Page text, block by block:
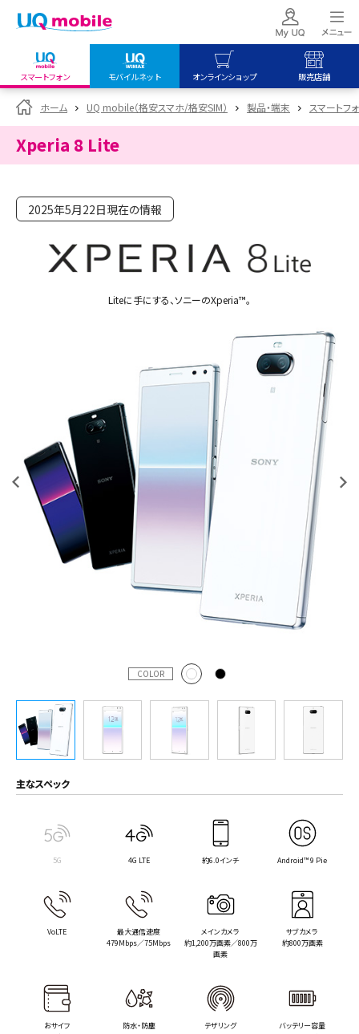
スマートフォン モバイルネット オンラインショップ 販売店舗
my UQ WiMAX
UQ WiMAX ご契約の方
UQ mobile
UQ mobile
オンラインショップ
UQ mobile
販売店舗
ホーム UQ mobile（格安スマホ/格安SIM） 製品・端末 スマートフ
Xperia 8 Lite
2025年5月22日現在の情報
Liteに手にする、ソニーのXperia™。
COLOR
主なスペック
5G 4G LTE 約6.0インチ Android™ 9 Pie
VoLTE
最大通信速度
479Mbps／75Mbps
メインカメラ
約1,200万画素／800万
画素
サブカメラ
約800万画素
おサイフ
防水・防塵 テザリング
バッテリー容量